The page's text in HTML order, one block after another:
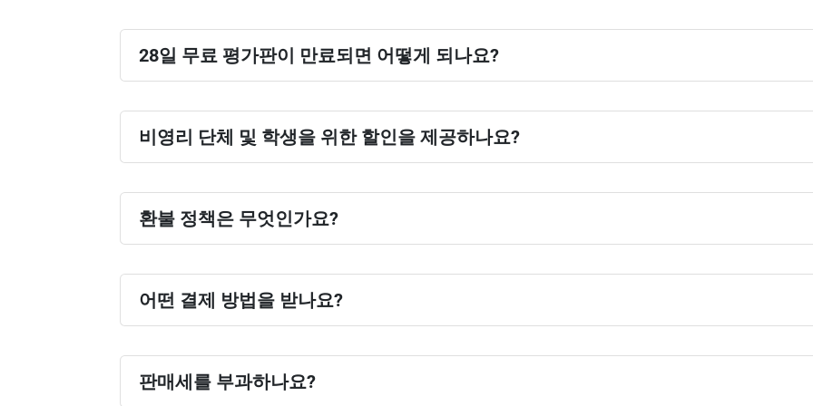
28일 무료 평가판이 만료되면 어떻게 되나요?
비영리 단체 및 학생을 위한 할인을 제공하나요?
환불 정책은 무엇인가요?
어떤 결제 방법을 받나요?
판매세를 부과하나요?